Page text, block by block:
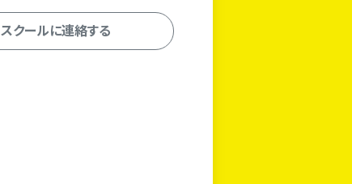
スクールに連絡する